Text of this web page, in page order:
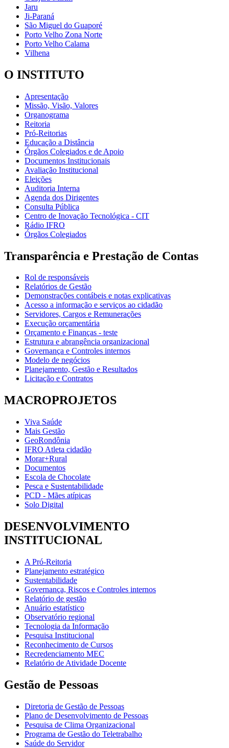
Jaru
Ji-Paraná
São Miguel do Guaporé
Porto Velho Zona Norte
Porto Velho Calama
Vilhena
O INSTITUTO
Apresentação
Missão, Visão, Valores
Organograma
Reitoria
Pró-Reitorias
Educação a Distância
Órgãos Colegiados e de Apoio
Documentos Institucionais
Avaliação Institucional
Eleições
Auditoria Interna
Agenda dos Dirigentes
Consulta Pública
Centro de Inovação Tecnológica - CIT
Rádio IFRO
Órgãos Colegiados
Transparência e Prestação de Contas
Rol de responsáveis
Relatórios de Gestão
Demonstrações contábeis e notas explicativas
Acesso a informação e serviços ao cidadão
Servidores, Cargos e Remunerações
Execução orçamentária
Orçamento e Finanças - teste
Estrutura e abrangência organizacional
Governança e Controles internos
Modelo de negócios
Planejamento, Gestão e Resultados
Licitação e Contratos
MACROPROJETOS
Viva Saúde
Mais Gestão
GeoRondônia
IFRO Atleta cidadão
Morar+Rural
Documentos
Escola de Chocolate
Pesca e Sustentabilidade
PCD - Mães atípicas
Solo Digital
DESENVOLVIMENTO
INSTITUCIONAL
A Pró-Reitoria
Planejamento estratégico
Sustentabilidade
Governança, Riscos e Controles internos
Relatório de gestão
Anuário estatístico
Observatório regional
Tecnologia da Informação
Pesquisa Institucional
Reconhecimento de Cursos
Recredenciamento MEC
Relatório de Atividade Docente
Gestão de Pessoas
Diretoria de Gestão de Pessoas
Plano de Desenvolvimento de Pessoas
Pesquisa de Clima Organizacional
Programa de Gestão do Teletrabalho
Saúde do Servidor